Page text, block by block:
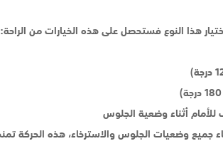
هذا النوع فستحصل على هذه الخيارات من الراحة: